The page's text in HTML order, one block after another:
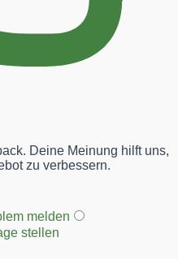
Deine Meinung hilft uns,
zu verbessern.
melden
stellen